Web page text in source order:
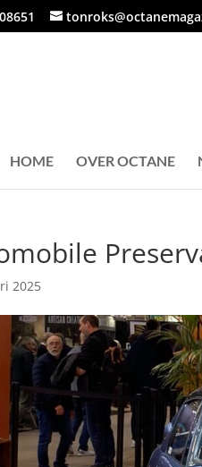
HOME OVER OCTANE
2025